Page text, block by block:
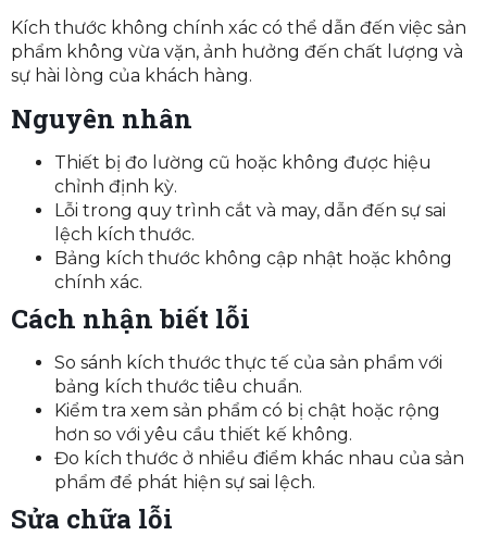
Kích thước không chính xác có thể dẫn đến việc sản
phẩm không vừa vặn, ảnh hưởng đến chất lượng và
sự hài lòng của khách hàng.
Nguyên nhân
Thiết bị đo lường cũ hoặc không được hiệu
chỉnh định kỳ.
Lỗi trong quy trình cắt và may, dẫn đến sự sai
lệch kích thước.
Bảng kích thước không cập nhật hoặc không
chính xác.
Cách nhận biết lỗi
So sánh kích thước thực tế của sản phẩm với
bảng kích thước tiêu chuẩn.
Kiểm tra xem sản phẩm có bị chật hoặc rộng
hơn so với yêu cầu thiết kế không.
Đo kích thước ở nhiều điểm khác nhau của sản
phẩm để phát hiện sự sai lệch.
Sửa chữa lỗi